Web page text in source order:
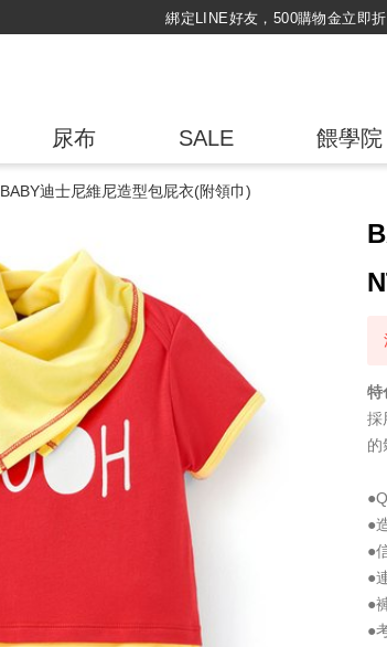
綁定LINE好友，500購物金立即折
尿布 SALE 餵學院
BABY迪士尼維尼造型包屁衣(附領巾)
特
採
的
●
●
●
●
●